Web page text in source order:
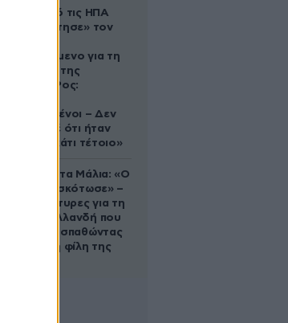
Ζευγάρι από τις ΗΠΑ
που «υιοθέτησε» τον
κατηγορούμενο για τη
δολοφονία της
Ελίζαμπεθ Ρος:
συντετριμμένοι – Δεν
έδειξε ποτέ ότι ήταν
ικανός για κάτι τέτοιο»
Τραγωδία στα Μάλια: «Ο
πανικός τη σκότωσε» –
Τι λένε μάρτυρες για τη
42χρονη Ολλανδή που
πνίγηκε προσπαθώντας
να σώσει τη φίλη της